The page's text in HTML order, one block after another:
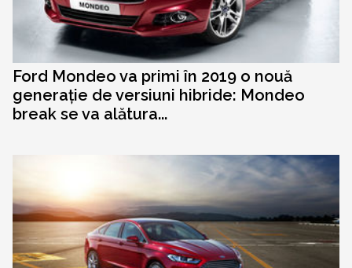
Ford Mondeo va primi în 2019 o nouă
generație de versiuni hibride: Mondeo
break se va alătura...